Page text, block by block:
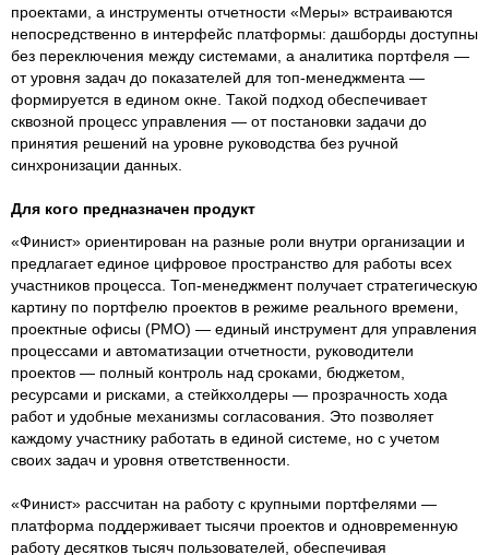
проектами, а инструменты отчетности «Меры» встраиваются
непосредственно в интерфейс платформы: дашборды доступны
без переключения между системами, а аналитика портфеля —
от уровня задач до показателей для топ-менеджмента —
формируется в едином окне. Такой подход обеспечивает
сквозной процесс управления — от постановки задачи до
принятия решений на уровне руководства без ручной
синхронизации данных.
Для кого предназначен продукт
«Финист» ориентирован на разные роли внутри организации и
предлагает единое цифровое пространство для работы всех
участников процесса. Топ-менеджмент получает стратегическую
картину по портфелю проектов в режиме реального времени,
проектные офисы (PMO) — единый инструмент для управления
процессами и автоматизации отчетности, руководители
проектов — полный контроль над сроками, бюджетом,
ресурсами и рисками, а стейкхолдеры — прозрачность хода
работ и удобные механизмы согласования. Это позволяет
каждому участнику работать в единой системе, но с учетом
своих задач и уровня ответственности.
«Финист» рассчитан на работу с крупными портфелями —
платформа поддерживает тысячи проектов и одновременную
работу десятков тысяч пользователей, обеспечивая